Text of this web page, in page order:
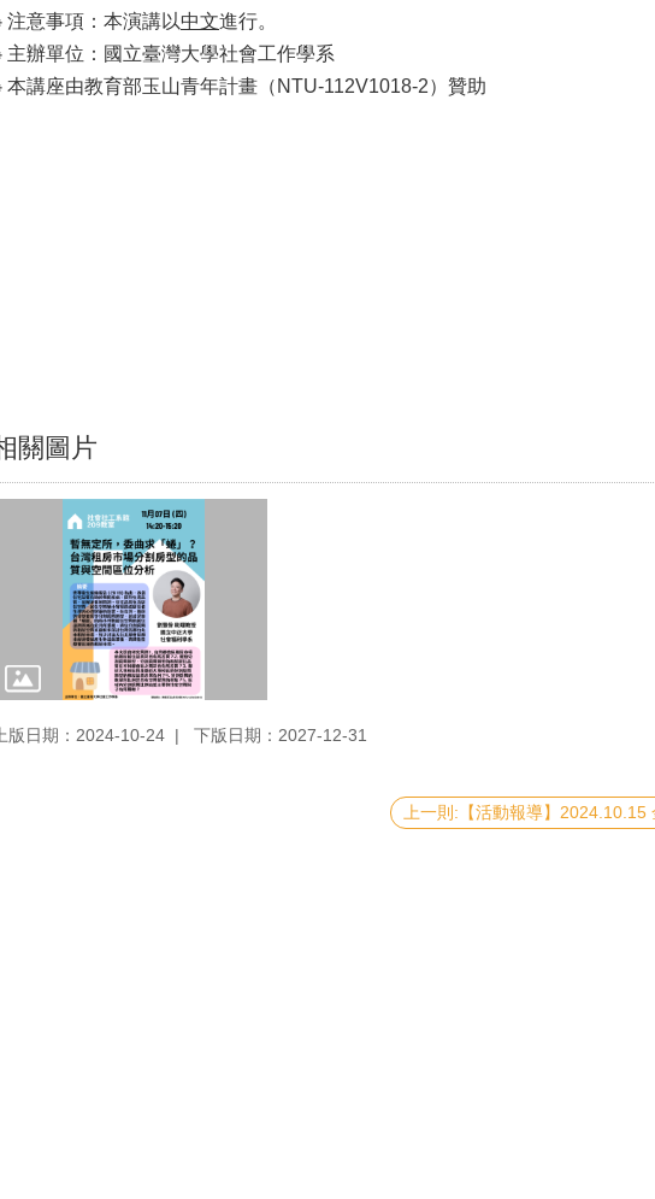
注意事項：本演講以中文進行。
主辦單位：國立臺灣大學社會工作學系
本講座由教育部玉山青年計畫（NTU-112V1018-2）贊助
關圖片
上版日期：2024-10-24
下版日期：2027-12-31
上一則:【活動報導】2024.10.15